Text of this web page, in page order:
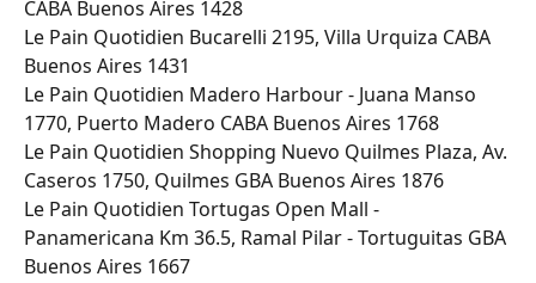
CABA Buenos Aires 1428
Le Pain Quotidien Bucarelli 2195, Villa Urquiza CABA
Buenos Aires 1431
Le Pain Quotidien Madero Harbour - Juana Manso
1770, Puerto Madero CABA Buenos Aires 1768
Le Pain Quotidien Shopping Nuevo Quilmes Plaza, Av.
Caseros 1750, Quilmes GBA Buenos Aires 1876
Le Pain Quotidien Tortugas Open Mall -
Panamericana Km 36.5, Ramal Pilar - Tortuguitas GBA
Buenos Aires 1667